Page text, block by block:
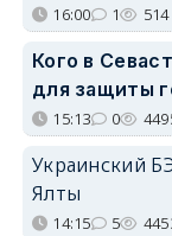
16:00 1 514
Кого в
для защиты
15:13 0
Украинский
Ялты
14:15 5